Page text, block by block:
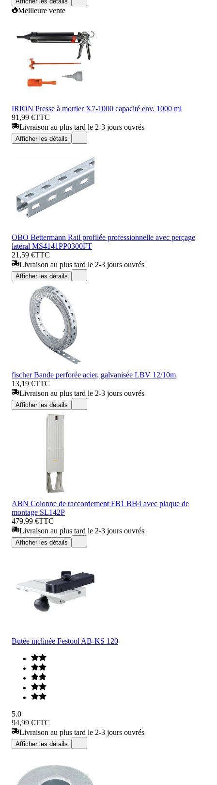
Meilleure vente
IRION Presse à mortier X7-1000 capacité env. 1000 ml
91,99 €TTC
Livraison au plus tard le 2-3 jours ouvrés
Afficher les détails
OBO Bettermann Rail profilée professionnelle avec perçage
latéral MS4141PP0300FT
21,59 €TTC
Livraison au plus tard le 2-3 jours ouvrés
Afficher les détails
fischer Bande perforée acier, galvanisée LBV 12/10m
13,19 €TTC
Livraison au plus tard le 2-3 jours ouvrés
Afficher les détails
ABN Colonne de raccordement FB1 BH4 avec plaque de
montage SL142P
479,99 €TTC
Livraison au plus tard le 2-3 jours ouvrés
Afficher les détails
Butée inclinée Festool AB-KS 120
5.0
94,99 €TTC
Livraison au plus tard le 2-3 jours ouvrés
Afficher les détails